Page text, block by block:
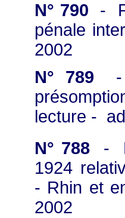
N° 790 -
pénale
2002
N° 789 -
lecture -
N° 788-
1924
- Rhin et
2002